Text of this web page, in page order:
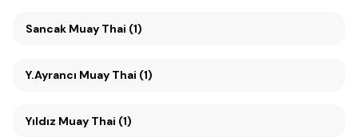
Sancak Muay Thai (1)
Y.Ayrancı Muay Thai (1)
Yıldız Muay Thai (1)